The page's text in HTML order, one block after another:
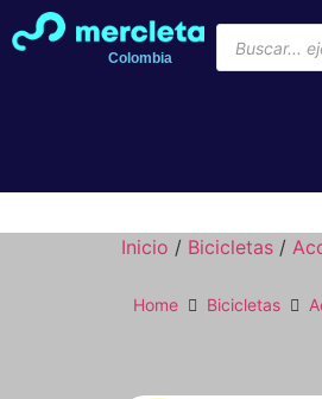
Colombia
Inicio / Bicicletas /
Home Bicicletas